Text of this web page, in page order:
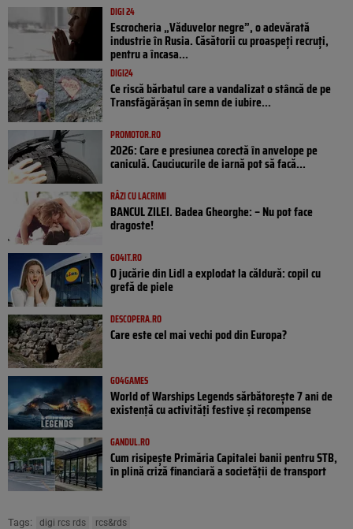
DIGI 24
Escrocheria „Văduvelor negre”, o adevărată
industrie în Rusia. Căsătorii cu proaspeți recruți,
pentru a încasa...
DIGI24
Ce riscă bărbatul care a vandalizat o stâncă de pe
Transfăgărășan în semn de iubire...
PROMOTOR.RO
2026: Care e presiunea corectă în anvelope pe
caniculă. Cauciucurile de iarnă pot să facă...
RÂZI CU LACRIMI
BANCUL ZILEI. Badea Gheorghe: – Nu pot face
dragoste!
GO4IT.RO
O jucărie din Lidl a explodat la căldură: copil cu
grefă de piele
DESCOPERA.RO
Care este cel mai vechi pod din Europa?
GO4GAMES
World of Warships Legends sărbătorește 7 ani de
existență cu activități festive și recompense
GANDUL.RO
Cum risipește Primăria Capitalei banii pentru STB,
în plină criză financiară a societății de transport
Tags: digi rcs rds rcs&rds